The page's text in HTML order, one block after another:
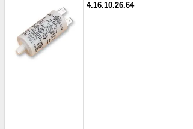
4.16.10.26.64